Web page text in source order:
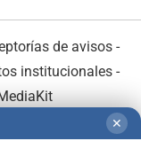
de avisos -
institucionales-
✕